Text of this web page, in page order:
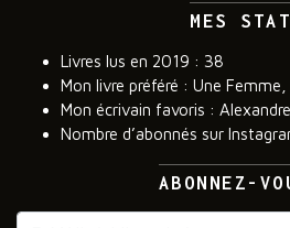
MES
Livres lus en 2019 : 38
Mon livre préféré : Une
Mon écrivain favoris :
Nombre d’abonnés sur
ABONNEZ-